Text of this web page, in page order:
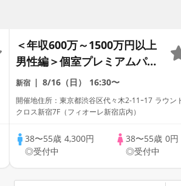
＜年収600万～1500万円以上
男性編＞個室プレミアムパー
ティー～真剣な出会い～
新宿 8/16（日） 16:30〜
開催地住所：東京都渋谷区代々木2-11ｰ17 ラウン
クロス新宿7F（フィオーレ新宿店内）
38〜55歳 4,300円
◎受付中
38〜55歳0円
◎受付中